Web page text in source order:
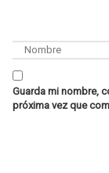
Guarda mi nombre,
próxima vez que